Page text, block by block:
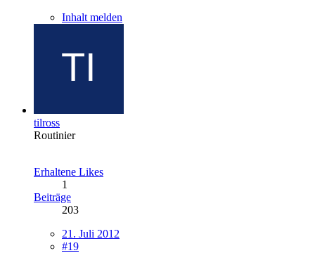
Inhalt melden
tilross
Routinier
Erhaltene Likes
1
Beiträge
203
21. Juli 2012
#19